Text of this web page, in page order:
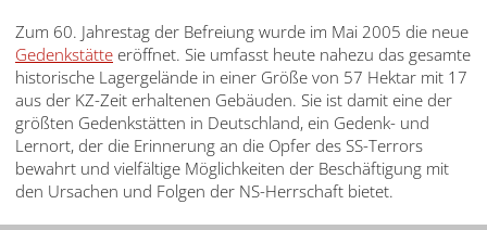
العربية
日
本
語
Zum 60. Jahrestag der Befreiung wurde im Mai 2005 die neue
Gedenkstätte eröffnet. Sie umfasst heute nahezu das gesamte
historische Lagergelände in einer Größe von 57 Hektar mit 17
aus der KZ-Zeit erhaltenen Gebäuden. Sie ist damit eine der
größten Gedenkstätten in Deutschland, ein Gedenk- und
Lernort, der die Erinnerung an die Opfer des SS-Terrors
bewahrt und vielfältige Möglichkeiten der Beschäftigung mit
den Ursachen und Folgen der NS-Herrschaft bietet.